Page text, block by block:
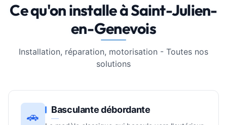
Ce qu'on installe à Saint-Julien-
en-Genevois
Installation, réparation, motorisation - Toutes nos
solutions
🚗 Basculante débordante